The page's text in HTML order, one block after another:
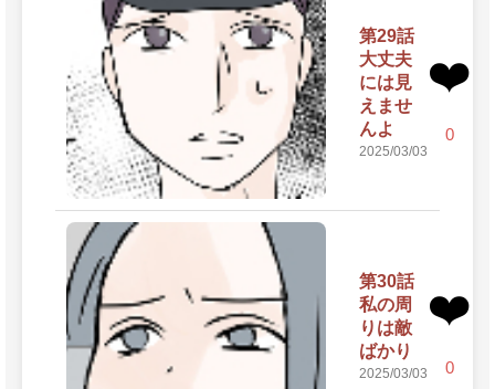
第29話
大丈夫
には見
えませ
んよ
2025/03/03
❤️
0
第30話
私の周
りは敵
ばかり
2025/03/03
❤️
0